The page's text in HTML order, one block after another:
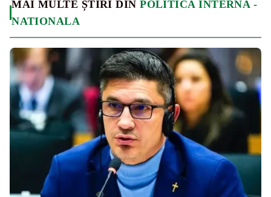
MAI MULTE ȘTIRI DINPOLITICA INTERNA -
NATIONALA